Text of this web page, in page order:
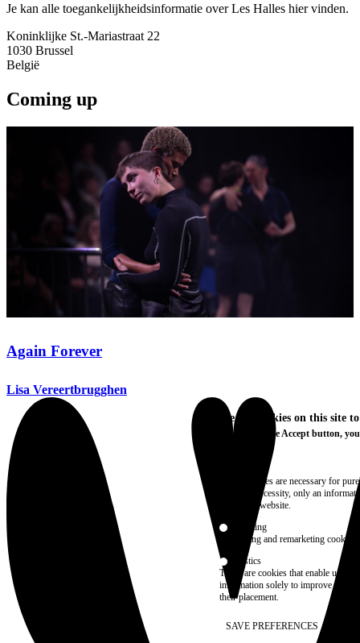
Je kan alle toegankelijkheidsinformatie over Les Halles hier vinden.
Koninklijke St.-Mariastraat 22
1030 Brussel
België
Coming up
Again Forever
Lisa Vereertbrugghen
We use cookies on this site
By clicking the Accept button,
These cookies are necessary for
technical necessity, only an
access the website.
Marketing
advertising and remarketing cookies,
Statistics
These are cookies that enable us to
information solely to improve the
their placement.
SAVE PREFERENCES